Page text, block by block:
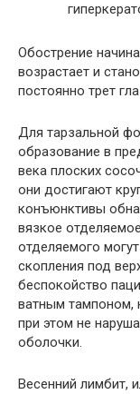
Обострение
возрастает и
постоянно трет
Для тарзальной
образование в
века плоских
они достигают
конъюнктивы
вязкое
отделяемого
скопления под
беспокойство
ватным тампоном,
при этом не
оболочки.
Весенний лимбит,